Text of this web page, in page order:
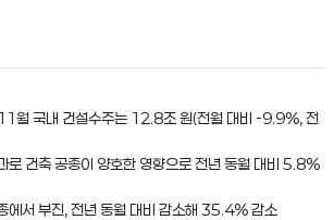
국내 건설수주는 12.8조 원(전월 대비 -9.9%, 전
건축 공종이 양호한 영향으로 전년 동월 대비 5.8%
서 부진, 전년 동월 대비 감소해 35.4% 감소